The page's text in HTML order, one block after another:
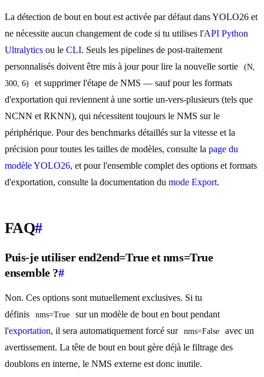
La détection de bout en bout est activée par défaut dans YOLO26 et
ne nécessite aucun changement de code si tu utilises l'API Python
Ultralytics ou le CLI. Seuls les pipelines de post-traitement
personnalisés doivent être mis à jour pour lire la nouvelle sortie
(N,
300, 6)
et supprimer l'étape de NMS — sauf pour les formats
d'exportation qui reviennent à une sortie un-vers-plusieurs (tels que
NCNN et RKNN), qui nécessitent toujours le NMS sur le
périphérique. Pour des benchmarks détaillés sur la vitesse et la
précision pour toutes les tailles de modèles, consulte la page du
modèle YOLO26, et pour l'ensemble complet des options et formats
d'exportation, consulte la documentation du mode Export.
FAQ#
Puis-je utiliser end2end=True et nms=True
ensemble ?#
Non. Ces options sont mutuellement exclusives. Si tu
définis
nms=True
sur un modèle de bout en bout pendant
l'exportation, il sera automatiquement forcé sur nms=False
avec un
avertissement. La tête de bout en bout gère déjà le filtrage des
doublons en interne, le NMS externe est donc inutile.